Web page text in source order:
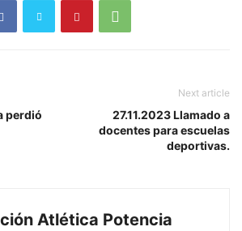
perdió
Next article
27.11.2023 Llamado a
docentes para escuelas
deportivas.
Atlética Potencia